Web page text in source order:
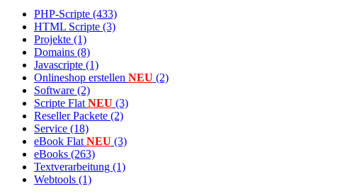
PHP-Scripte (433)
HTML Scripte (3)
Projekte (1)
Domains (8)
Javascripte (1)
Onlineshop erstellen NEU (2)
Software (2)
Scripte Flat NEU (3)
Reseller Packete (2)
Service (18)
eBook Flat NEU (3)
eBooks (263)
Textverarbeitung (1)
Webtools (1)